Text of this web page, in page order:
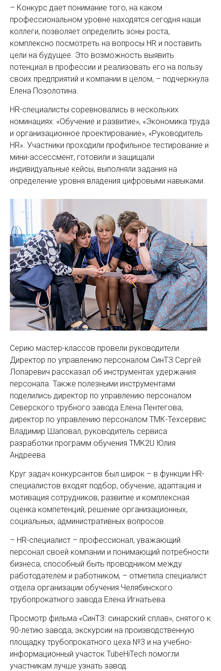
– Конкурс дает понимание того, на каком
профессиональном уровне находятся сегодня наши
коллеги, позволяет определить зоны роста,
комплексно посмотреть на вопросы HR и поставить
цели на будущее. Это возможность выявить
потенциал в профессии и реализовать его на пользу
своих предприятий и компании в целом, – подчеркнула
Елена Позолотина.
HR-специалисты соревновались в нескольких
номинациях: «Обучение и развитие», «Экономика труда
и организационное проектирование», «Руководитель
HR». Участники проходили профильное тестирование и
мини-ассессмент, готовили и защищали
индивидуальные кейсы, выполняли задания на
определение уровня владения цифровыми навыками.
Серию мастер-классов провели руководители.
Директор по управлению персоналом СинТЗ Сергей
Лопаревич рассказал об инструментах удержания
персонала. Также полезными инструментами
поделились директор по управлению персоналом
Северского трубного завода Елена Пентегова,
директор по управлению персоналом ТМК-Техсервис
Владимир Шаповал, руководитель сервиса
разработки программ обучения TMK2U Юлия
Андреева.
Круг задач конкурсантов был широк – в функции HR-
специалистов входят подбор, обучение, адаптация и
мотивация сотрудников, развитие и комплексная
оценка компетенций, решение организационных,
социальных, административных вопросов.
– HR-специалист – профессионал, уважающий
персонал своей компании и понимающий потребности
бизнеса, способный быть проводником между
работодателем и работником, – отметила специалист
отдела организации обучения Челябинского
трубопрокатного завода Елена Игнатьева.
Просмотр фильма «СинТЗ: синарский сплав», снятого к
90-летию завода, экскурсии на производственную
площадку трубопрокатного цеха №3 и на учебно-
информационный участок TubeHiTech помогли
участникам лучше узнать завод.